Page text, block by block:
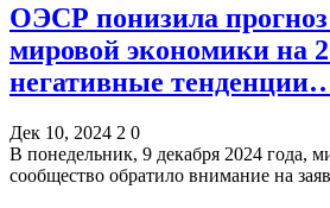
ОЭСР понизила прогноз
мировой экономики на
негативные
Дек 10, 2024 2 0
В понедельник, 9 декабря 2024 года,
сообщество обратило внимание на